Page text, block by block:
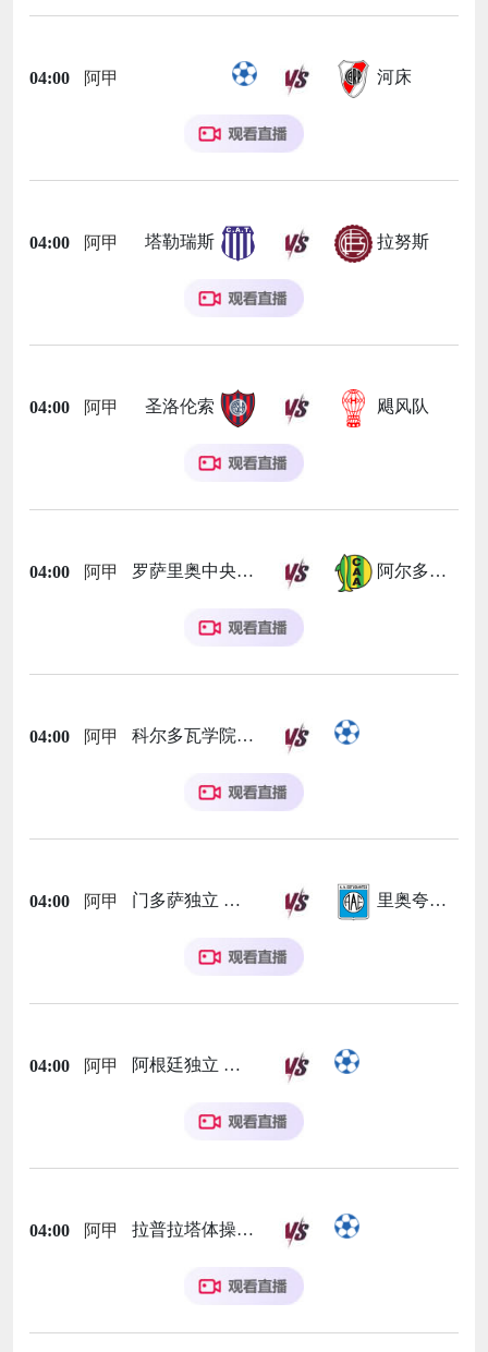
04:00 阿甲 河床
04:00 阿甲 塔勒瑞斯 拉努斯
04:00 阿甲 圣洛伦索 飓风队
04:00 阿甲 罗萨里奥中央 阿尔多斯维
04:00 阿甲 科尔多瓦学院
04:00 阿甲 门多萨独立 里奥夸尔托学生队
04:00 阿甲 阿根廷独立
04:00 阿甲 拉普拉塔体操